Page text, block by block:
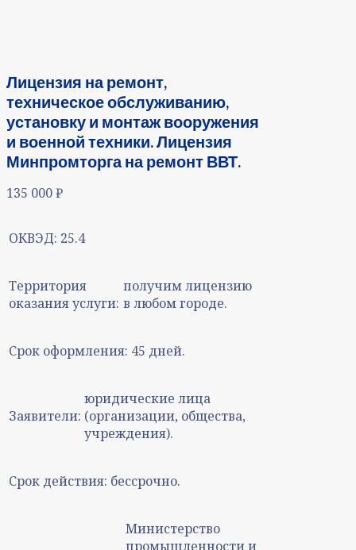
Лицензия на ремонт,
техническое обслуживанию,
установку и монтаж вооружения
и военной техники. Лицензия
Минпромторга на ремонт ВВТ.
135 000₽
ОКВЭД: 25.4
Территория
оказания услуги:
получим лицензию
в любом городе.
Срок оформления: 45 дней.
Заявители:
юридические лица
(организации, общества,
учреждения).
Срок действия: бессрочно.
Министерство
промышленности и